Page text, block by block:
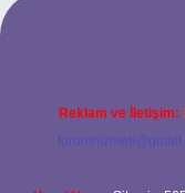
Reklam ve İletişim: